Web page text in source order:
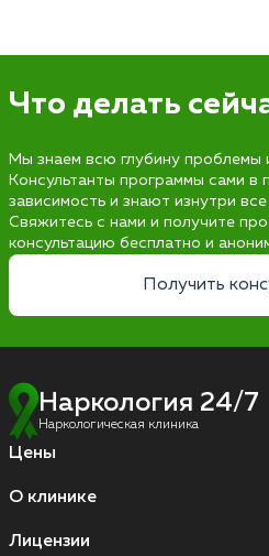
Что делать
Мы знаем всю глубину проблемы
Консультанты программы сами в
зависимость и знают изнутри
Свяжитесь с нами и получите
консультацию бесплатно и
Получить
Наркология 24/7
Наркологическая клиника
Цены
О клинике
Лицензии